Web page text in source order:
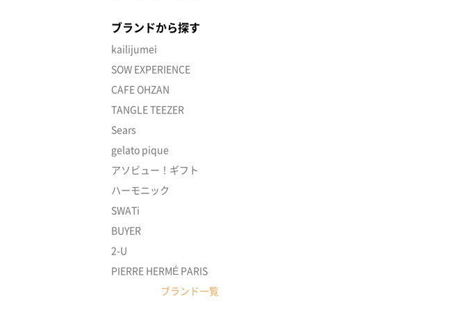
ブランドから探す
kailijumei
SOW EXPERIENCE
CAFE OHZAN
TANGLE TEEZER
Sears
gelato pique
アソビュー！ギフト
ハーモニック
SWATi
BUYER
2-U
PIERRE HERMÉ PARIS
ブランド一覧